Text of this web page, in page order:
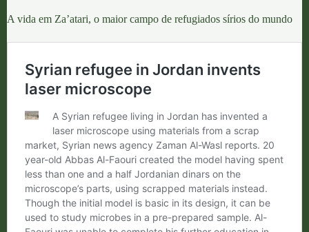
A vida em Za’atari, o maior campo de refugiados sírios do mundo